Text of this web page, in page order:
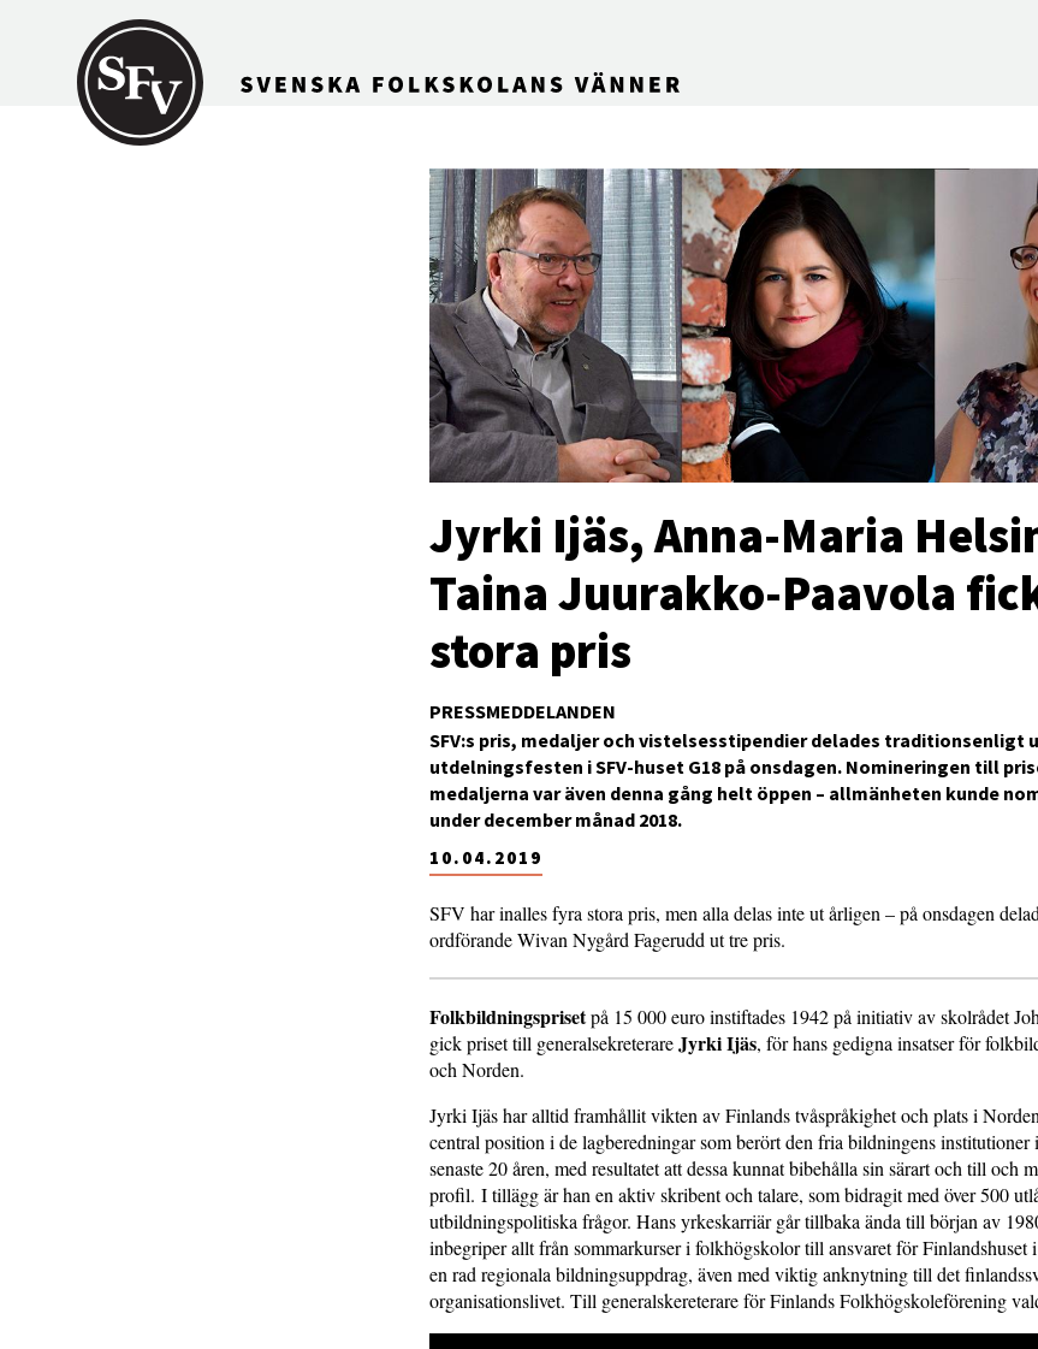
Gå till innehållet
PRESSMEDDELANDEN
Jyrki Ijäs, Anna-Maria
Taina Juurakko-Paavola
stora pris
10.04.2019
SFV:s pris, medaljer och vistelsesstipendier delades traditionsenligt
utdelningsfesten i SFV-huset G18 på onsdagen. Nomineringen till
medaljerna var även denna gång helt öppen – allmänheten kunde
under december månad 2018.
SFV har inalles fyra stora pris, men alla delas inte ut årligen – på onsdagen
ordförande Wivan Nygård Fagerudd ut tre pris.
Folkbildningsprisetpå 15 000 euro instiftades 1942 på initiativ av skolrådet
gick priset till generalsekreterareJyrki Ijäs, för hans gedigna insatser för
och Norden.
Jyrki Ijäs har alltid framhållit vikten av Finlands tvåspråkighet och plats i
central position i de lagberedningar som berört den fria bildningens institutioner
senaste 20 åren, med resultatet att dessa kunnat bibehålla sin särart och till och
profil. I tillägg är han en aktiv skribent och talare, som bidragit med över 500
utbildningspolitiska frågor. Hans yrkeskarriär går tillbaka ända till början av
inbegriper allt från sommarkurser i folkhögskolor till ansvaret för Finlandshuset
en rad regionala bildningsuppdrag, även med viktig anknytning till det
organisationslivet. Till generalskereterare för Finlands Folkhögskoleförening